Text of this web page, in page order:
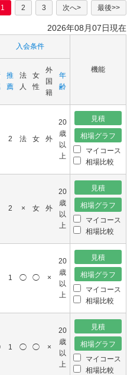
1 2 3 次へ> 最後>>
2026年08月07日現在
入会条件
機能
推
薦
法
人
女
性
外
国
籍
年
齢
2 法 女 外
20
歳
以
上
マイコース
相場比較
2 × 女 外
20
歳
以
上
マイコース
相場比較
1 ◯ ◯ ×
20
歳
以
上
マイコース
相場比較
1 ◯ ◯ ×
20
歳
以
上
マイコース
相場比較